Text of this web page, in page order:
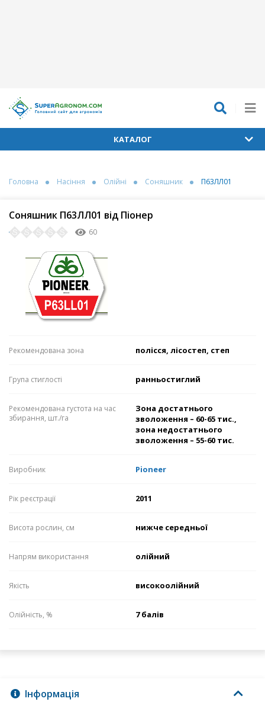
КАТАЛОГ
Головна Насіння Олійні Соняшник П63ЛЛ01
Соняшник П63ЛЛ01 від Піонер
60
Рекомендована зона полісся, лісостеп, степ
Група стиглості ранньостиглий
Рекомендована густота на час
збирання, шт./га
Зона достатнього
зволоження – 60-65 тис.,
зона недостатнього
зволоження – 55-60 тис.
Виробник Pioneer
Рік реєстрації 2011
Висота рослин, см нижче середньої
Напрям використання олійний
Якість високоолійний
Олійність, % 7 балів
Інформація